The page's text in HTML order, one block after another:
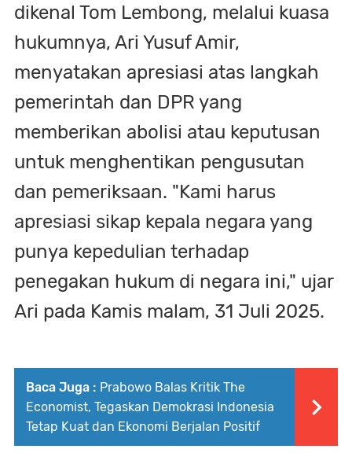
dikenal Tom Lembong, melalui kuasa
hukumnya, Ari Yusuf Amir,
menyatakan apresiasi atas langkah
pemerintah dan DPR yang
memberikan abolisi atau keputusan
untuk menghentikan pengusutan
dan pemeriksaan. "Kami harus
apresiasi sikap kepala negara yang
punya kepedulian terhadap
penegakan hukum di negara ini," ujar
Ari pada Kamis malam, 31 Juli 2025.
Baca Juga : Prabowo Balas Kritik The
Economist, Tegaskan Demokrasi Indonesia
Tetap Kuat dan Ekonomi Berjalan Positif